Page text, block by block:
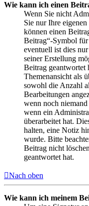
Wie kann ich einen
Wenn Sie nicht
Sie nur Ihre
können einen
Beitrag“-Symbol
eventuell ist dies
seiner Erstellung
Beitrag
Themenansicht als
sowohl die Anzahl
Bearbeitungen
wenn noch
wenn ein
überarbeitet hat.
halten, eine Notiz
wurde. Bitte
Beitrag nicht
geantwortet hat.
Nach oben
Wie kann ich meinem